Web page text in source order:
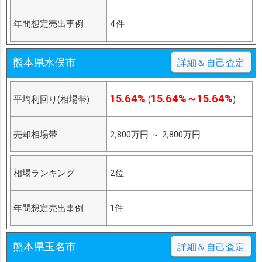
年間想定売出事例 4件
熊本県水俣市 詳細＆自己査定
平均利回り(相場帯) 15.64% (15.64%～15.64%)
売却相場帯 2,800万円 ～ 2,800万円
相場ランキング 2位
年間想定売出事例 1件
熊本県玉名市 詳細＆自己査定